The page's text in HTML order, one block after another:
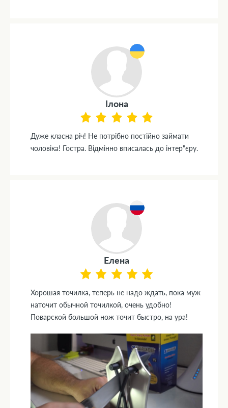
Ілона
Дуже класна річ! Не потрібно постійно займати
чоловіка! Гостра. Відмінно вписалась до інтер"єру.
Елена
Хорошая точилка, теперь не надо ждать, пока муж
наточит обычной точилкой, очень удобно!
Поварской большой нож точит быстро, на ура!